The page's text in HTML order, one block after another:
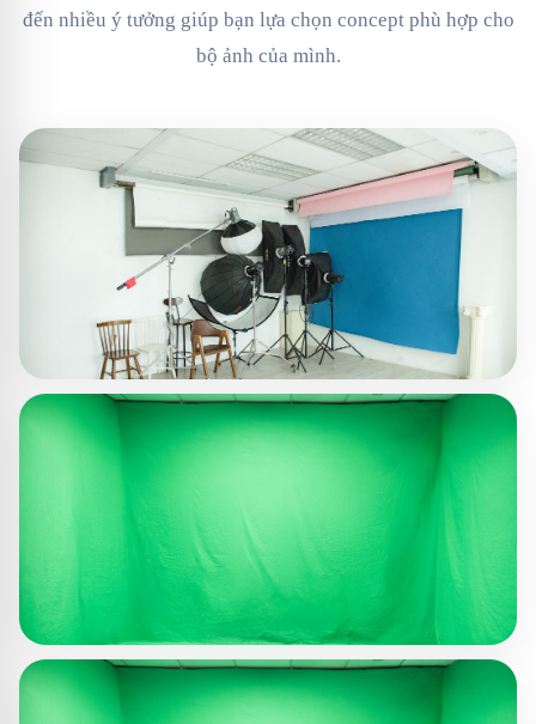
đến nhiều ý tưởng giúp bạn lựa chọn concept phù hợp cho
bộ ảnh của mình.